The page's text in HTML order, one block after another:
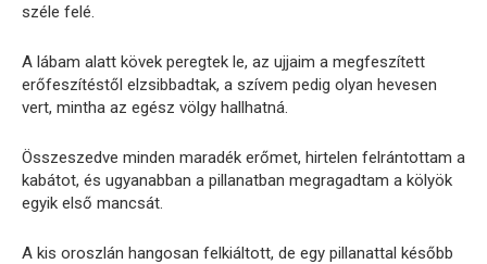
széle felé.
A lábam alatt kövek peregtek le, az ujjaim a megfeszített
erőfeszítéstől elzsibbadtak, a szívem pedig olyan hevesen
vert, mintha az egész völgy hallhatná.
Összeszedve minden maradék erőmet, hirtelen felrántottam a
kabátot, és ugyanabban a pillanatban megragadtam a kölyök
egyik első mancsát.
A kis oroszlán hangosan felkiáltott, de egy pillanattal később